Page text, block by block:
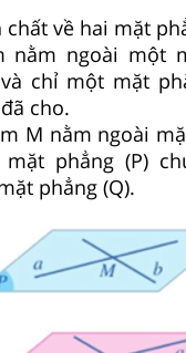
chất về hai mặt
nằm ngoài một
chỉ một mặt
cho.
M nằm ngoài
phẳng (P)
phẳng (Q).